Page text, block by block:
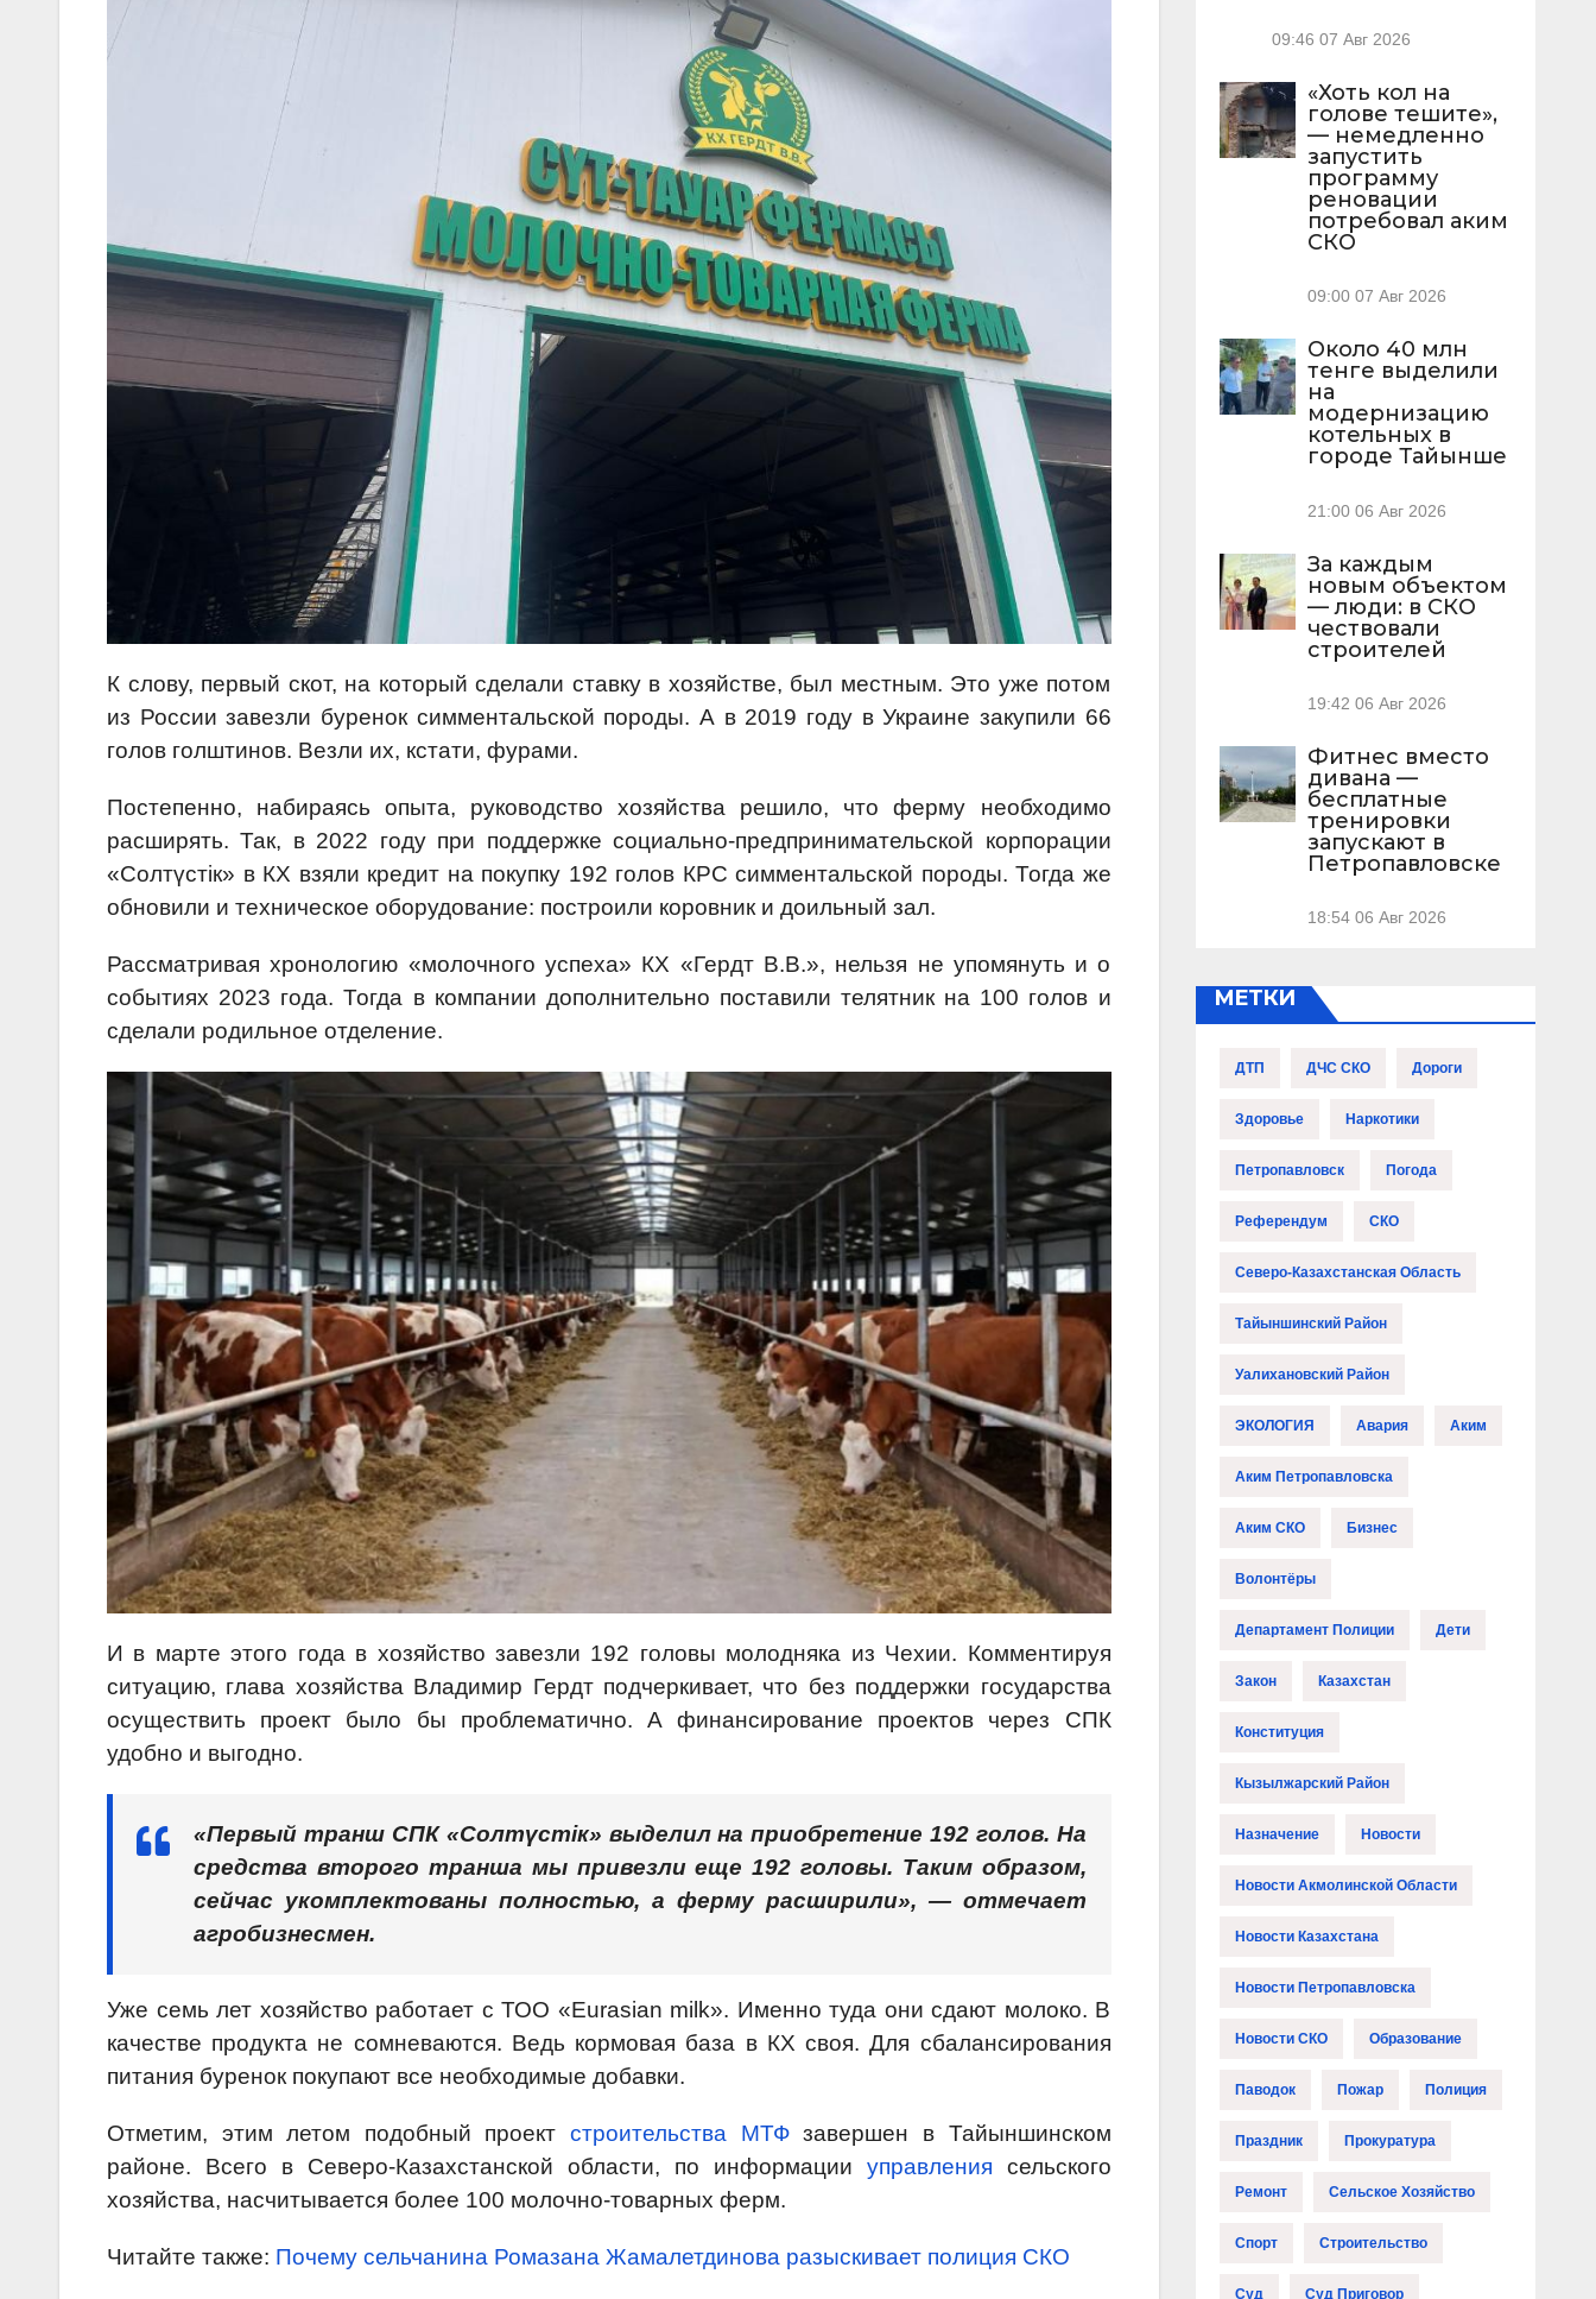
К слову, первый скот, на который сделали ставку в хозяйстве, был местным. Это уже потом
из России завезли буренок симментальской породы. А в 2019 году в Украине закупили 66
голов голштинов. Везли их, кстати, фурами.
Постепенно, набираясь опыта, руководство хозяйства решило, что ферму необходимо
расширять. Так, в 2022 году при поддержке социально-предпринимательской корпорации
«Солтүстік» в КХ взяли кредит на покупку 192 голов КРС симментальской породы. Тогда же
обновили и техническое оборудование: построили коровник и доильный зал.
Рассматривая хронологию «молочного успеха» КХ «Гердт В.В.», нельзя не упомянуть и о
событиях 2023 года. Тогда в компании дополнительно поставили телятник на 100 голов и
сделали родильное отделение.
И в марте этого года в хозяйство завезли 192 головы молодняка из Чехии. Комментируя
ситуацию, глава хозяйства Владимир Гердт подчеркивает, что без поддержки государства
осуществить проект было бы проблематично. А финансирование проектов через СПК
удобно и выгодно.
«Первый транш СПК «Солтүстік» выделил на приобретение 192 голов. На
средства второго транша мы привезли еще 192 головы. Таким образом,
сейчас укомплектованы полностью, а ферму расширили», — отмечает
агробизнесмен.
Уже семь лет хозяйство работает с ТОО «Eurasian milk». Именно туда они сдают молоко. В
качестве продукта не сомневаются. Ведь кормовая база в КХ своя. Для сбалансирования
питания буренок покупают все необходимые добавки.
Отметим, этим летом подобный проектстроительства МТФзавершен в Тайыншинском
районе. Всего в Северо-Казахстанской области, по информации управления сельского
хозяйства, насчитывается более 100 молочно-товарных ферм.
Читайте также: Почему сельчанина Ромазана Жамалетдинова разыскивает полиция СКО
09:46 07 Авг 2026
«Хоть кол на
голове тешите»,
— немедленно
запустить
программу
реновации
потребовал аким
СКО
09:00 07 Авг 2026
Около 40 млн
тенге выделили
на
модернизацию
котельных в
городе Тайынше
21:00 06 Авг 2026
За каждым
новым объектом
— люди: в СКО
чествовали
строителей
19:42 06 Авг 2026
Фитнес вместо
дивана —
бесплатные
тренировки
запускают в
Петропавловске
18:54 06 Авг 2026
МЕТКИ
ДТП ДЧС СКО Дороги
Здоровье Наркотики
Петропавловск Погода
Референдум СКО
Северо-Казахстанская Область
Тайыншинский Район
Уалихановский Район
ЭКОЛОГИЯ Авария Аким
Аким Петропавловска
Аким СКО Бизнес
Волонтёры
Департамент Полиции Дети
Закон Казахстан
Конституция
Кызылжарский Район
Назначение Новости
Новости Акмолинской Области
Новости Казахстана
Новости Петропавловска
Новости СКО Образование
Паводок Пожар Полиция
Праздник Прокуратура
Ремонт Сельское Хозяйство
Спорт Строительство
Суд Суд Приговор